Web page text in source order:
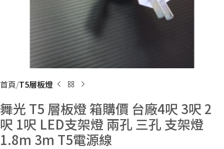
首頁 T5層板燈
舞光 T5 層板燈 箱購價 台廠4呎 3呎 2
呎 1呎 LED支架燈 兩孔 三孔 支架燈
1.8m 3m T5電源線